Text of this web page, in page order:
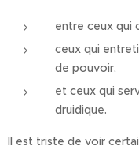
entre ceux qui
ceux qui
de pouvoir,
et ceux qui
druidique.
Il est triste de voir